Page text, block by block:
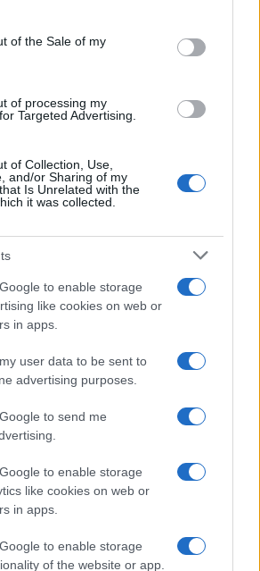
website/app uses one or more Google
and store information including but
or usage behaviour. You may click to
to Google and its third-party tags to
of the Sale of my
of processing my
Targeted Advertising.
of Collection, Use,
and/or Sharing of my
Is Unrelated with the
it was collected.
to enable storage
like cookies on web or
in apps.
user data to be sent to
advertising purposes.
to send me
to enable storage
like cookies on web or
in apps.
to enable storage
of the website or app.